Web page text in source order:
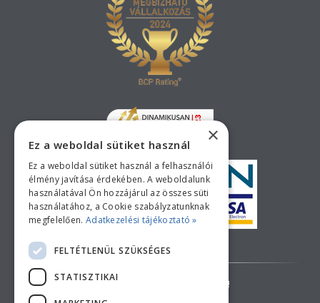
AZ ÁRAK TÁJÉKOZTATÓ JELLEGŰEK!
×
Ez a weboldal sütiket használ
Ez a weboldal sütiket használ a felhasználói
élmény javítása érdekében. A weboldalunk
használatával Ön hozzájárul az összes süti
használatához, a Cookie szabályzatunknak
megfelelően. Adatkezelési tájékoztató »
FELTÉTLENÜL SZÜKSÉGES
STATISZTIKAI